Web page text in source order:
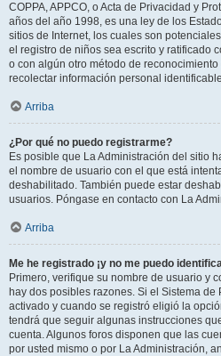
COPPA, APPCO, o Acta de Privacidad y
años del año 1998, es una ley de los
sitios de Internet, los cuales son
el registro de niños sea escrito y ratificado
o con algún otro método de
recolectar información personal
Arriba
¿Por qué no puedo registrarme?
Es posible que La Administración del sitio
el nombre de usuario con el que está
deshabilitado. También puede estar
usuarios. Póngase en contacto con La
Arriba
Me he registrado ¡y no me puedo
Primero, verifique su nombre de usuario y
hay dos posibles razones. Si el Sistema de
activado y cuando se registró eligió la
tendrá que seguir algunas instrucciones
cuenta. Algunos foros disponen que las
por usted mismo o por La Administración,